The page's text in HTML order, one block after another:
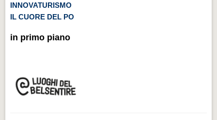
INNOVATURISMO
IL CUORE DEL PO
in primo piano